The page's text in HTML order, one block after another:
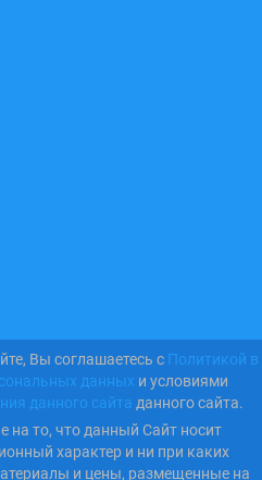
Вы соглашаетесь с Политикой в
данных и условиями
данного сайта данного сайта.
то, что данный Сайт носит
характер и ни при каких
и цены, размещенные на